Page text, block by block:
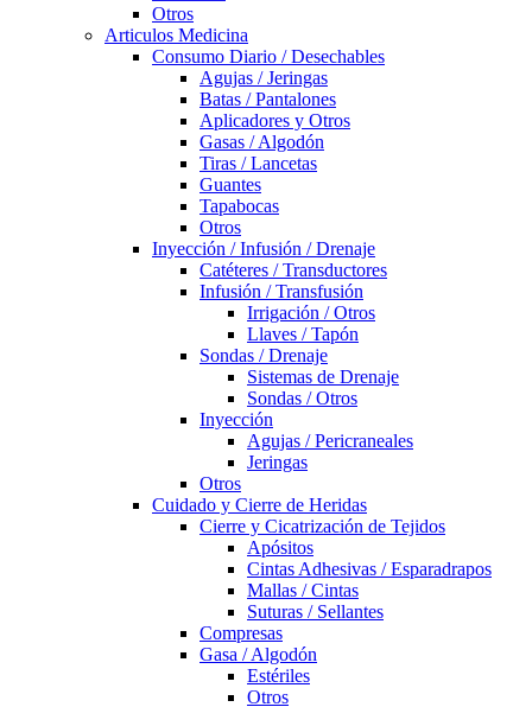
Otros
Articulos Medicina
Consumo Diario / Desechables
Agujas / Jeringas
Batas / Pantalones
Aplicadores y Otros
Gasas / Algodón
Tiras / Lancetas
Guantes
Tapabocas
Otros
Inyección / Infusión / Drenaje
Catéteres / Transductores
Infusión / Transfusión
Irrigación / Otros
Llaves / Tapón
Sondas / Drenaje
Sistemas de Drenaje
Sondas / Otros
Inyección
Agujas / Pericraneales
Jeringas
Otros
Cuidado y Cierre de Heridas
Cierre y Cicatrización de Tejidos
Apósitos
Cintas Adhesivas / Esparadrapos
Mallas / Cintas
Suturas / Sellantes
Compresas
Gasa / Algodón
Estériles
Otros